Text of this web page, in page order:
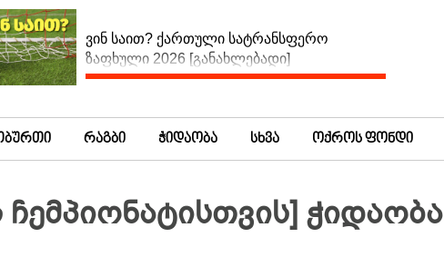
ვინ საით? ქართული სატრანსფერო
ზაფხული 2026 [განახლებადი]
რაგბი ჭიდაობა სხვა ოქროს ფონდი
ჭიდაობა